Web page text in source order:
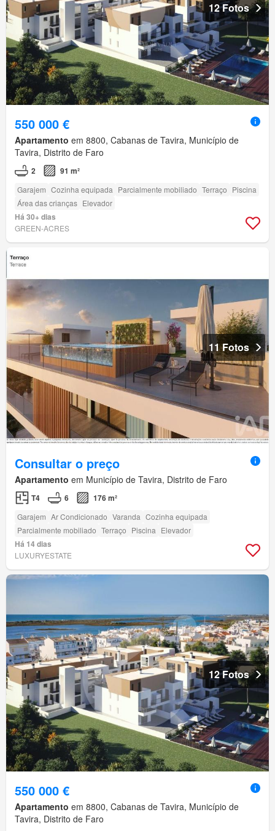
12 Fotos
550 000 €
Apartamento em 8800, Cabanas de Tavira, Município de
Tavira, Distrito de Faro
2 91 m²
Garajem Cozinha equipada Parcialmente mobiliado Terraço Piscina
Área das crianças Elevador
Há 30+ dias
GREEN-ACRES
11 Fotos
Consultar o preço
Apartamento em Município de Tavira, Distrito de Faro
T4 6 176 m²
Garajem Ar Condicionado Varanda Cozinha equipada
Parcialmente mobiliado Terraço Piscina Elevador
Há 14 dias
LUXURYESTATE
12 Fotos
550 000 €
Apartamento em 8800, Cabanas de Tavira, Município de
Tavira, Distrito de Faro